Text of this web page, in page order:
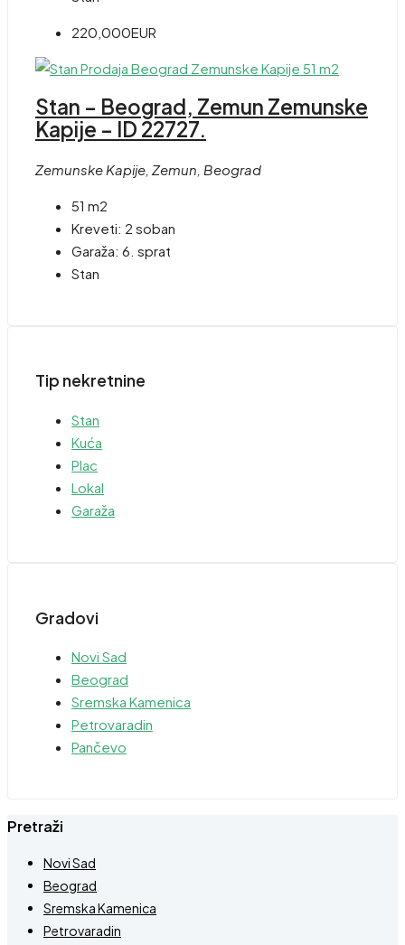
220,000EUR
Stan – Beograd, Zemun Zemunske
Kapije – ID 22727.
Zemunske Kapije, Zemun, Beograd
51 m2
Kreveti: 2 soban
Garaža: 6. sprat
Stan
Tip nekretnine
Stan
Kuća
Plac
Lokal
Garaža
Gradovi
Novi Sad
Beograd
Sremska Kamenica
Petrovaradin
Pančevo
Pretraži
Novi Sad
Beograd
Sremska Kamenica
Petrovaradin